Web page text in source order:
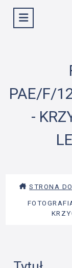
Wyświetl
PAE/F/
-
STRONA